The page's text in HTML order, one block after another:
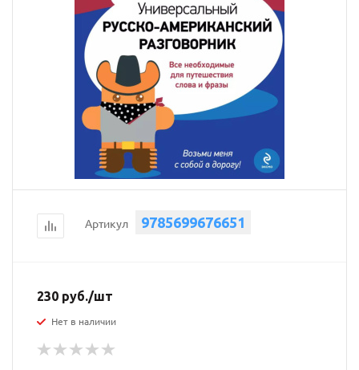
Артикул 9785699676651
230 руб./шт
Нет в наличии